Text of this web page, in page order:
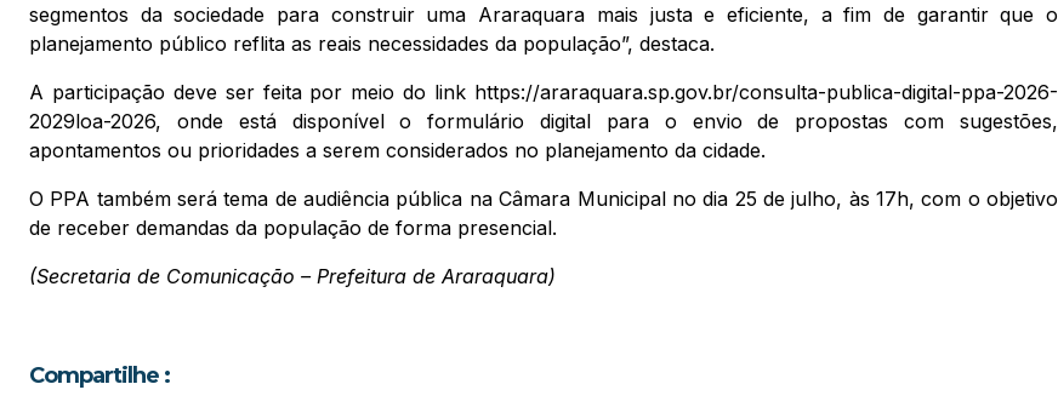
segmentos da sociedade para construir uma Araraquara mais justa e eficiente, a fim de garantir que o
planejamento público reflita as reais necessidades da população”, destaca.
A participação deve ser feita por meio do link https://araraquara.sp.gov.br/consulta-publica-digital-ppa-2026-
2029loa-2026, onde está disponível o formulário digital para o envio de propostas com sugestões,
apontamentos ou prioridades a serem considerados no planejamento da cidade.
O PPA também será tema de audiência pública na Câmara Municipal no dia 25 de julho, às 17h, com o objetivo
de receber demandas da população de forma presencial.
(Secretaria de Comunicação – Prefeitura de Araraquara)
Compartilhe :